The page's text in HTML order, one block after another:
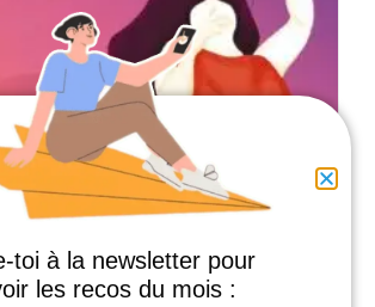
JE DANSE
toi à la newsletter pour
les recos du mois :